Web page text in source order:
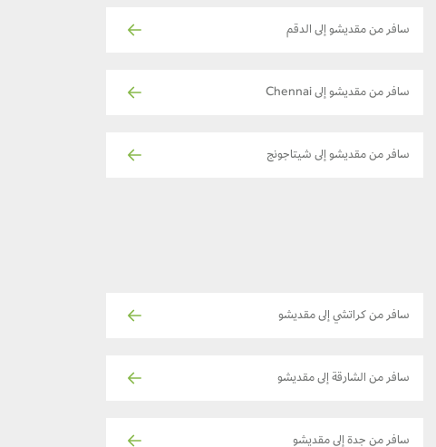
سافر من مقديشو إلى الدقم
سافر من مقديشو إلى Chennai
سافر من مقديشو إلى شيتاجونج
سافر من كراتشي إلى مقديشو
سافر من الشارقة إلى مقديشو
سافر من جدة إلى مقديشو